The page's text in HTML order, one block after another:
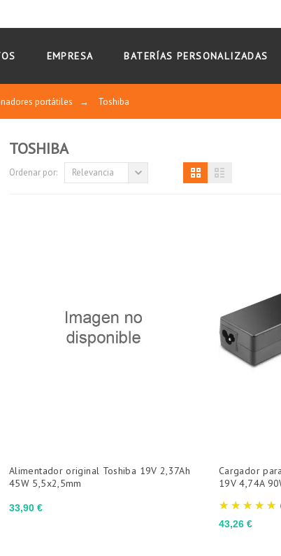
EMPRESA BATERÍAS PERSONALIZADAS
portátiles → Toshiba
TOSHIBA
Ordenar por: Relevancia
Precio
33,90 €
Alimentador original Toshiba 19V 2,37Ah
45W 5,5x2,5mm
Precio
43,26 €
Cargador
19V 4,74A